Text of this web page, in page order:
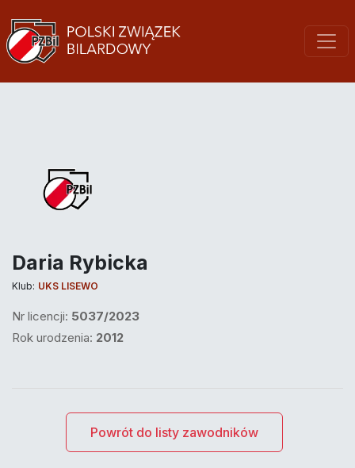
Daria Rybicka
Klub: UKS LISEWO
Nr licencji: 5037/2023
Rok urodzenia: 2012
Powrót do listy zawodników